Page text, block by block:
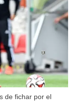
de fichar por el
X